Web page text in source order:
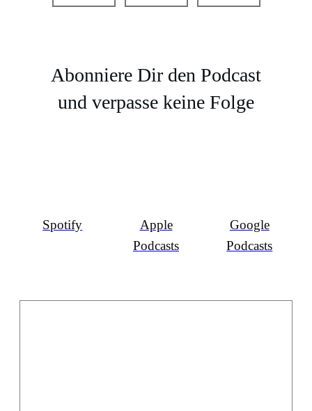
Abonniere Dir den Podcast
und verpasse keine Folge
Spotify
Apple
Podcasts
Google
Podcasts